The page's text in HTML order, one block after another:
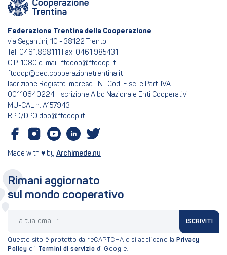
Federazione Trentina della Cooperazione
via Segantini, 10 - 38122 Trento
Tel: 0461.898111 Fax: 0461.985431
C.P. 1080 e-mail: ftcoop@ftcoop.it
ftcoop@pec.cooperazionetrentina.it
Iscrizione Registro Imprese TN | Cod. Fisc. e Part. IVA
00110640224 | Iscrizione Albo Nazionale Enti Cooperativi
MU-CAL n. A157943
RPD/DPO dpo@ftcoop.it
Made with ♥ by Archimede.nu
Rimani aggiornato
sul mondo cooperativo
ISCRIVITI
Questo sito è protetto da reCAPTCHA e si applicano la Privacy
Policy e i Termini di servizio di Google.